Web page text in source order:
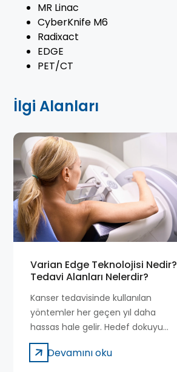
MR Linac
CyberKnife M6
Radixact
EDGE
PET/CT
İlgi Alanları
Varian Edge Teknolojisi Nedir?
Tedavi Alanları Nelerdir?
Kanser tedavisinde kullanılan
yöntemler her geçen yıl daha
hassas hale gelir. Hedef dokuyu
koruyarak etkili sonuç elde etme
ihtiyacı, ileri teknolojilerin
Devamını oku